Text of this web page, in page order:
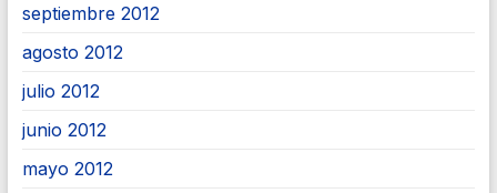
septiembre 2012
agosto 2012
julio 2012
junio 2012
mayo 2012